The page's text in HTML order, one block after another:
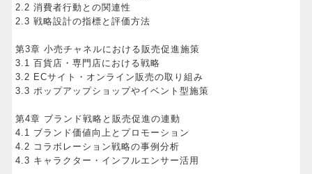
2.2 消費者行動との関連性
2.3 戦略設計の指標と評価方法
第3章 小売チャネルにおける販売促進施策
3.1 百貨店・専門店における戦略
3.2 ECサイト・オンライン販売の取り組み
3.3 ポップアップショップやイベント型施策
第4章 ブランド戦略と販売促進の連動
4.1 ブランド価値向上とプロモーション
4.2 コラボレーション戦略の事例分析
4.3 キャラクター・インフルエンサー活用